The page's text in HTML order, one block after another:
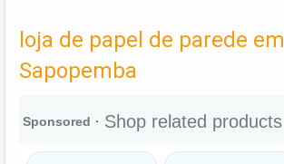
loja de papel de parede em
Sapopemba